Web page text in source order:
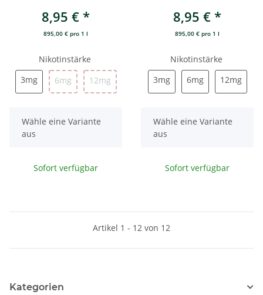
8,95 € *
895,00 € pro 1 l
Nikotinstärke
3mg3mg 6mg6mg 12mg12mg
x
Wähle eine Variante
aus
Sofort verfügbar
8,95 € *
895,00 € pro 1 l
Nikotinstärke
3mg3mg 6mg6mg 12mg12mg
x
Wähle eine Variante
aus
Sofort verfügbar
Artikel 1 - 12 von 12
Kategorien